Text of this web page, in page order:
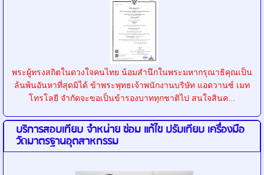
พระผู้ทรงสถิตในดวงใจคนไทย น้อมสำนึกในพระมหากรุณาธิคุณเป็น
ล้นพ้นอันหาที่สุดมิได้ ข้าพระพุทธเจ้าพนักงานบริษัท แอดวานซ์ เมท
โทรโลยี จำกัดจะขอเป็นข้ารองบาททุกชาติไป สนใจสินค...
บริการสอบเทียบ จำหน่าย ซ่อม แก้ไข ปรับเทียบ เครื่องมือ
วัดมาตรฐานอุตสาหกรรม